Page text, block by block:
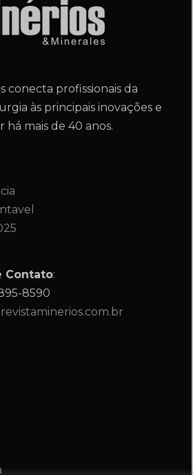
conecta profissionais da
às principais inovações e
mais de 40 anos.
Contato:
8590